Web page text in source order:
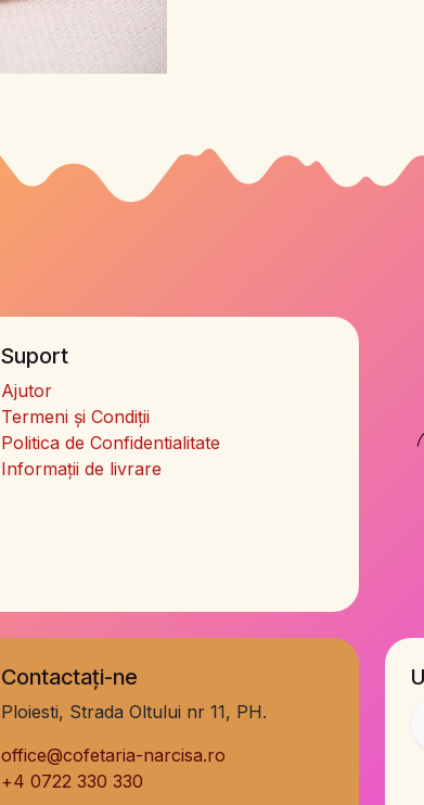
Suport
Ajutor
Termeni și Condiții
Politica de Confidentialitate
Informații de livrare
Contactați-ne
Ploiesti, Strada Oltului nr 11, PH.
office@cofetaria-narcisa.ro
+4 0722 330 330